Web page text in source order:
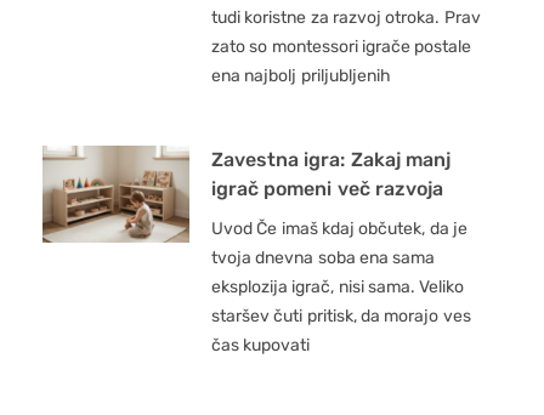
tudi koristne za razvoj otroka. Prav
zato so montessori igrače postale
ena najbolj priljubljenih
Zavestna igra: Zakaj manj
igrač pomeni več razvoja
Uvod Če imaš kdaj občutek, da je
tvoja dnevna soba ena sama
eksplozija igrač, nisi sama. Veliko
staršev čuti pritisk, da morajo ves
čas kupovati